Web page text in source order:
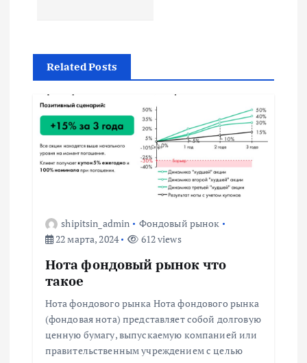
а
ц
и
я
Related Posts
shipitsin_admin
Фондовый рынок
22 марта, 2024
612 views
Нота фондовый рынок что
такое
Нота фондового рынка Нота фондового рынка
(фондовая нота) представляет собой долговую
ценную бумагу, выпускаемую компанией или
правительственным учреждением с целью